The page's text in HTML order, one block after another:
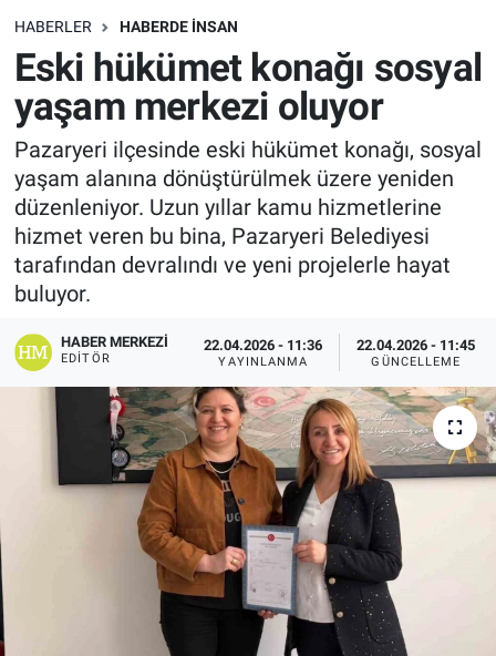
HABERLER HABERDE INSAN
Eski hükümet konağı sosyal
yaşam merkezi oluyor
Pazaryeri ilçesinde eski hükümet konağı, sosyal
yaşam alanına dönüştürülmek üzere yeniden
düzenleniyor. Uzun yıllar kamu hizmetlerine
hizmet veren bu bina, Pazaryeri Belediyesi
tarafından devralındı ve yeni projelerle hayat
buluyor.
HABER MERKEZI
EDITÖR
22.04.2026 - 11:36
YAYINLANMA
22.04.2026 - 11:45
GÜNCELLEME